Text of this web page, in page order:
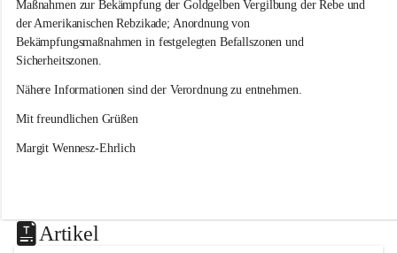
i
p
Maßnahmen zur Bekämpfung der Goldgelben Vergilbung der Rebe und
der Amerikanischen Rebzikade; Anordnung von
Bekämpfungsmaßnahmen in festgelegten Befallszonen und
Sicherheitszonen.
Nähere Informationen sind der Verordnung zu entnehmen.
Mit freundlichen Grüßen
Margit Wennesz-Ehrlich
Artikel